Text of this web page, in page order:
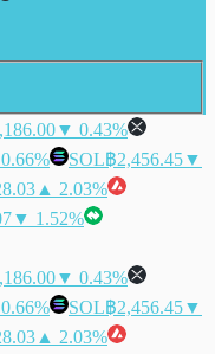
▼ 0.43%
SOL฿2,456.45▼
▲ 2.03%
▼ 1.52%
▼ 0.43%
SOL฿2,456.45▼
▲ 2.03%